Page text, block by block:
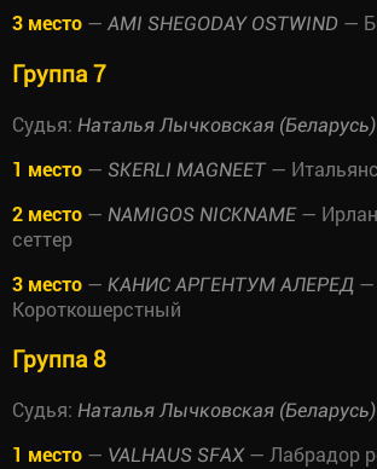
3 место — AMI SHEGODAY OSTWIND —
Группа 7
Судья: Наталья Лычковская (Беларусь)
1 место — SKERLI MAGNEET—
2 место — NAMIGOS NICKNAME —
сеттер
3 место — КАНИС АРГЕНТУМ АЛЕРЕД —
Короткошерстный
Группа 8
Судья: Наталья Лычковская (Беларусь)
1 место — VALHAUS SFAX— Лабрадор